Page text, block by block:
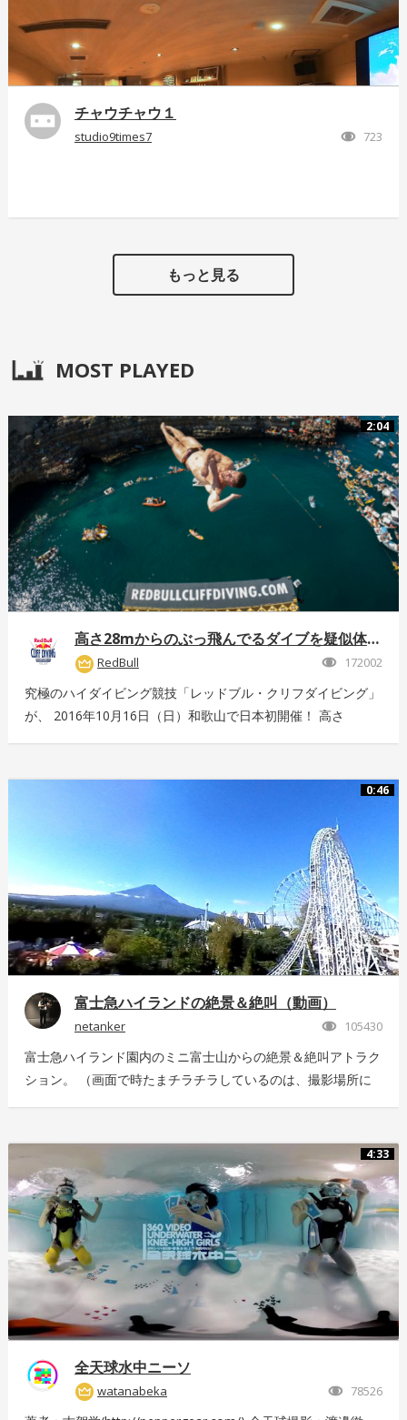
チャウチャウ１
studio9times7 723
もっと見る
MOST PLAYED
2:04
高さ28mからのぶっ飛んでるダイブを疑似体験！
RedBull 172002
究極のハイダイビング競技「レッドブル・クリフダイビング」
が、 2016年10月16日（日）和歌山で日本初開催！ 高さ
こちら：http://www.redbull.com/cliff-diving
0:46
富士急ハイランドの絶景＆絶叫（動画）
netanker 105430
富士急ハイランド園内のミニ富士山からの絶景＆絶叫アトラク
ション。 （画面で時たまチラチラしているのは、撮影場所に
4125-4c14-9883-5751e4eaac33 後日外周を回っている「ドド
ンパ」が「ド・ドドンパ」に変わりました。リニューアル後に
再撮影した映像はこちら
https://store.hacosco.com/movies/4fcb52df-b1c8-41ba-
9e69-c14eef62ea6b
4:33
全天球水中ニーソ
watanabeka 78526